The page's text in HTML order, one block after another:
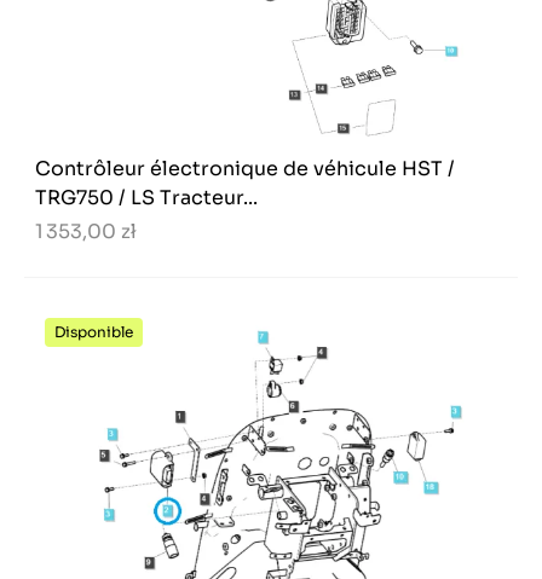
Contrôleur électronique de véhicule HST /
TRG750 / LS Tracteur...
1 353,00 zł
Disponible